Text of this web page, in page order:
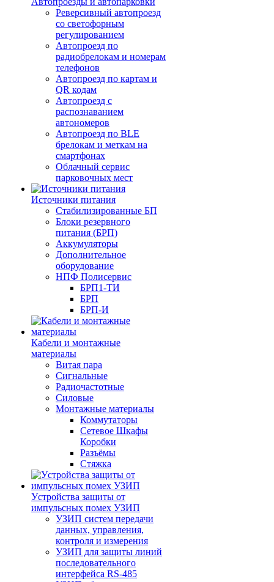
Реверсивный автопроезд
со светофорным
регулированием
Автопроезд по
радиобрелокам и номерам
телефонов
Автопроезд по картам и
QR кодам
Автопроезд с
распознаванием
автономеров
Автопроезд по BLE
брелокам и меткам на
смартфонах
Облачный сервис
парковочных мест
Источники питания
Стабилизированные БП
Блоки резервного
питания (БРП)
Аккумуляторы
Дополнительное
оборудование
НПФ Полисервис
БРП1-ТИ
БРП
БРП-И
Кабели и монтажные
материалы
Витая пара
Сигнальные
Радиочастотные
Силовые
Монтажные материалы
Коммутаторы
Сетевое Шкафы
Коробки
Разъёмы
Стяжка
Уcтройства защиты от
импульсных помех УЗИП
УЗИП систем передачи
данных, управления,
контроля и измерения
УЗИП для защиты линий
последовательного
интерфейса RS-485